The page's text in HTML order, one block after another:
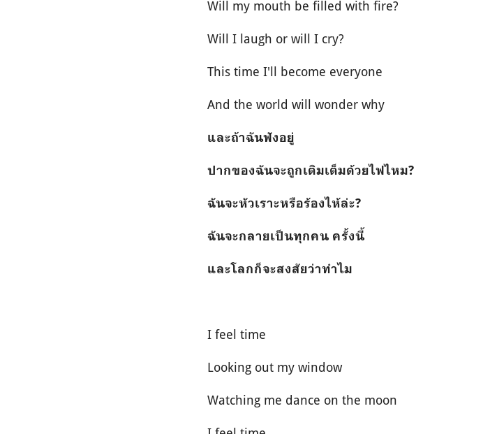
Will my mouth be filled with fire?
Will I laugh or will I cry?
This time I'll become everyone
And the world will wonder why
และถ้าฉันฟังอยู่
ปากของฉันจะถูกเติมเต็มด้วยไฟไหม?
ฉันจะหัวเราะหรือร้องไห้ล่ะ?
ฉันจะกลายเป็นทุกคน ครั้งนี้
และโลกก็จะสงสัยว่าทำไม
I feel time
Looking out my window
Watching me dance on the moon